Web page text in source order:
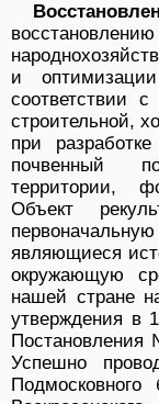
и
соответствии
строительной,
при
почвенный
территории,
Объект
являющиеся
окружающую
нашей стране
утверждения в
Успешно
Подмосковного